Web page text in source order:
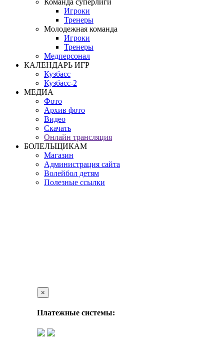
Команда суперлиги
Игроки
Тренеры
Молодежная команда
Игроки
Тренеры
Медперсонал
КАЛЕНДАРЬ ИГР
Кузбасс
Кузбасс-2
МЕДИА
Фото
Архив фото
Видео
Скачать
Онлайн трансляция
БОЛЕЛЬЩИКАМ
Магазин
Администрация сайта
Волейбол детям
Полезные ссылки
×
Платежные системы: